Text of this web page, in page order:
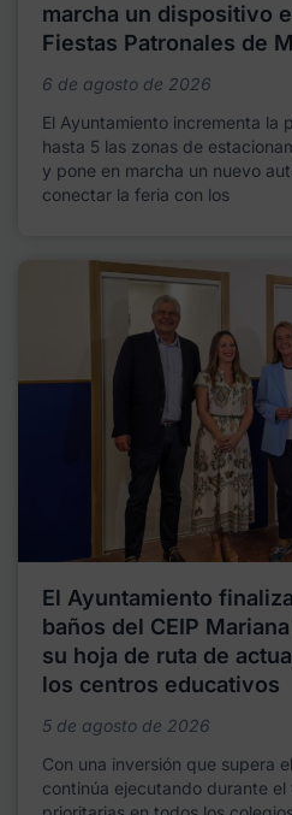
marcha un dispositivo
Fiestas Patronales de
6 de agosto de 2026
El Ayuntamiento incrementa la
hasta 5 las zonas de
y pone en marcha un nuevo
conectar la feria con los
El Ayuntamiento
baños del CEIP
su hoja de ruta de
los centros educativos
5 de agosto de 2026
Con una inversión que supera
continúa ejecutando durante